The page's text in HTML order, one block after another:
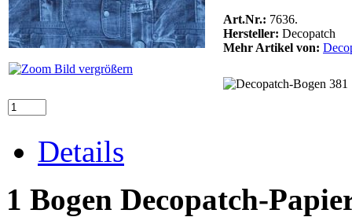
Bild vergrößern
Art.Nr.: 7636.
Hersteller: Decopatch
Mehr Artikel von:
Details
1 Bogen Decopatch-